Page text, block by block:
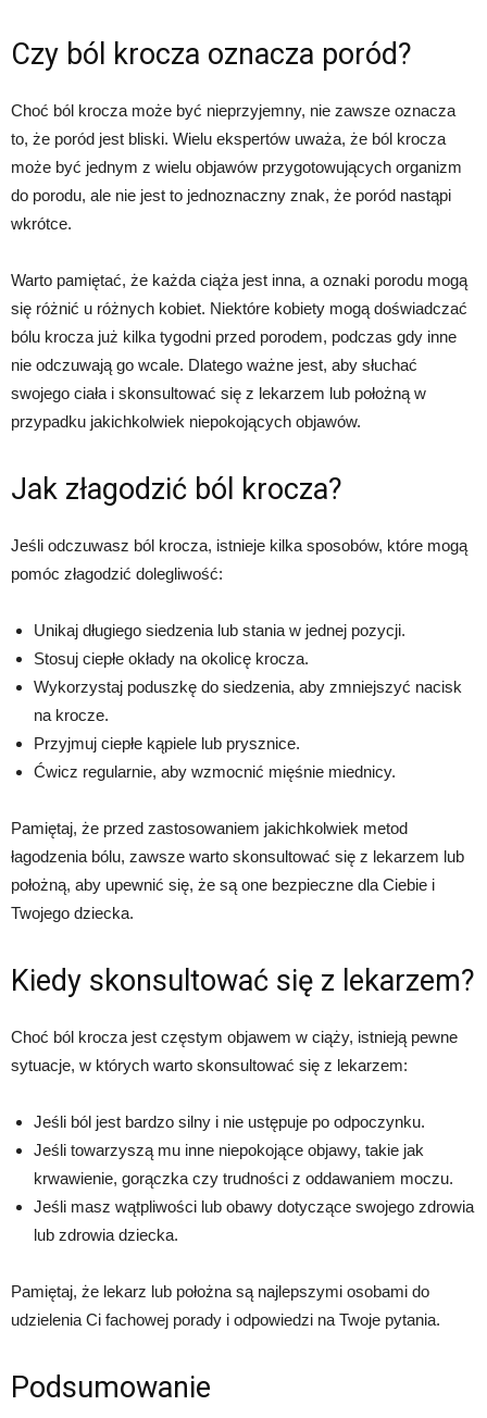
Czy ból krocza oznacza poród?
Choć ból krocza może być nieprzyjemny, nie zawsze oznacza
to, że poród jest bliski. Wielu ekspertów uważa, że ból krocza
może być jednym z wielu objawów przygotowujących organizm
do porodu, ale nie jest to jednoznaczny znak, że poród nastąpi
wkrótce.
Warto pamiętać, że każda ciąża jest inna, a oznaki porodu mogą
się różnić u różnych kobiet. Niektóre kobiety mogą doświadczać
bólu krocza już kilka tygodni przed porodem, podczas gdy inne
nie odczuwają go wcale. Dlatego ważne jest, aby słuchać
swojego ciała i skonsultować się z lekarzem lub położną w
przypadku jakichkolwiek niepokojących objawów.
Jak złagodzić ból krocza?
Jeśli odczuwasz ból krocza, istnieje kilka sposobów, które mogą
pomóc złagodzić dolegliwość:
Unikaj długiego siedzenia lub stania w jednej pozycji.
Stosuj ciepłe okłady na okolicę krocza.
Wykorzystaj poduszkę do siedzenia, aby zmniejszyć nacisk
na krocze.
Przyjmuj ciepłe kąpiele lub prysznice.
Ćwicz regularnie, aby wzmocnić mięśnie miednicy.
Pamiętaj, że przed zastosowaniem jakichkolwiek metod
łagodzenia bólu, zawsze warto skonsultować się z lekarzem lub
położną, aby upewnić się, że są one bezpieczne dla Ciebie i
Twojego dziecka.
Kiedy skonsultować się z lekarzem?
Choć ból krocza jest częstym objawem w ciąży, istnieją pewne
sytuacje, w których warto skonsultować się z lekarzem:
Jeśli ból jest bardzo silny i nie ustępuje po odpoczynku.
Jeśli towarzyszą mu inne niepokojące objawy, takie jak
krwawienie, gorączka czy trudności z oddawaniem moczu.
Jeśli masz wątpliwości lub obawy dotyczące swojego zdrowia
lub zdrowia dziecka.
Pamiętaj, że lekarz lub położna są najlepszymi osobami do
udzielenia Ci fachowej porady i odpowiedzi na Twoje pytania.
Podsumowanie